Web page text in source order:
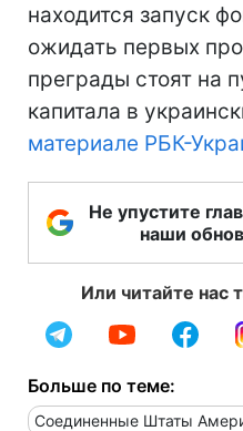
находится запуск
ожидать первых
преграды стоят на
капитала в
материале РБК-
Не упустите
наши
Или читайте нас
Больше по теме:
Соединенные Штаты